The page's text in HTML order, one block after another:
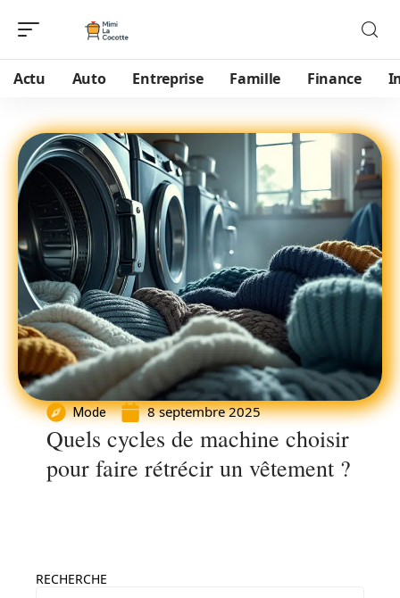
Actu Auto Entreprise Famille Finance
Mode 8 septembre 2025
Quels cycles de machine choisir
pour faire rétrécir un vêtement ?
RECHERCHE